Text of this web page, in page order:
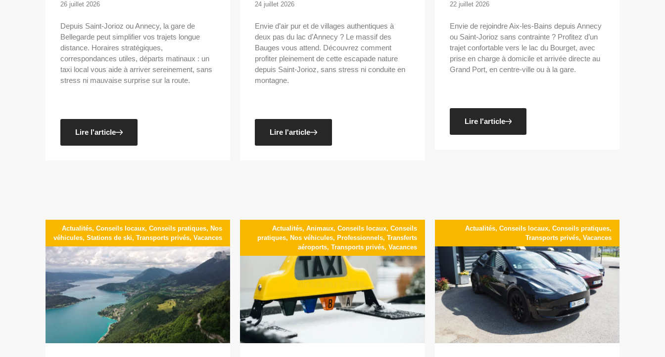
26 juillet 2026
Depuis Saint-Jorioz ou Annecy, la gare de
Bellegarde peut simplifier vos trajets longue
distance. Horaires stratégiques,
correspondances utiles, départs matinaux : un
taxi local vous aide à arriver sereinement, sans
stress ni mauvaise surprise sur la route.
Lire l'article
24 juillet 2026
Envie d’air pur et de villages authentiques à
deux pas du lac d’Annecy ? Le massif des
Bauges vous attend. Découvrez comment
profiter pleinement de cette escapade nature
depuis Saint-Jorioz, sans stress ni conduite en
montagne.
Lire l'article
22 juillet 2026
Envie de rejoindre Aix-les-Bains depuis Annecy
ou Saint-Jorioz sans contrainte ? Profitez d’un
trajet confortable vers le lac du Bourget, avec
prise en charge à domicile et arrivée directe au
Grand Port, en centre-ville ou à la gare.
Lire l'article
Actualités,Conseils locaux,Conseils pratiques, Nos
véhicules,Stations de ski,Transports privés,Vacances
Actualités, Animaux, Conseils locaux, Conseils
pratiques, Nos véhicules, Professionnels, Transferts
aéroports, Transports privés, Vacances
Actualités, Conseils locaux, Conseils pratiques,
Transports privés, Vacances